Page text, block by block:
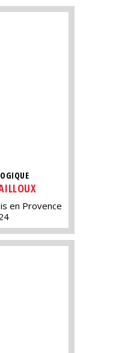
en Provence